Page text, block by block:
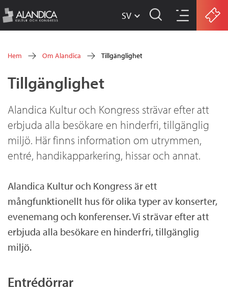
huvudinnehåll
w
w
a
a
n
c
a
x
SV
Du
är
här
Hem Om Alandica Tillgänglighet
Tillgänglighet
Alandica Kultur och Kongress strävar efter att
erbjuda alla besökare en hinderfri, tillgänglig
miljö. Här finns information om utrymmen,
entré, handikapparkering, hissar och annat.
Alandica Kultur och Kongress är ett
mångfunktionellt hus för olika typer av konserter,
evenemang och konferenser. Vi strävar efter att
erbjuda alla besökare en hinderfri, tillgänglig
miljö.
Entrédörrar